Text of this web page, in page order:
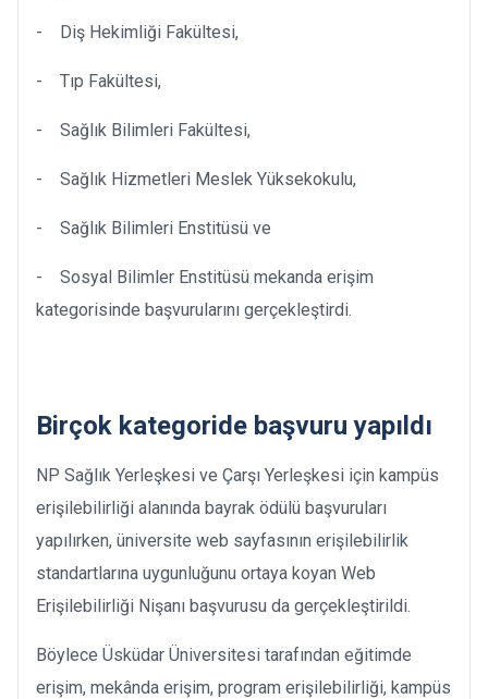
- Diş Hekimliği Fakültesi,
- Tıp Fakültesi,
- Sağlık Bilimleri Fakültesi,
- Sağlık Hizmetleri Meslek Yüksekokulu,
- Sağlık Bilimleri Enstitüsü ve
- Sosyal Bilimler Enstitüsü mekanda erişim
kategorisinde başvurularını gerçekleştirdi.
Birçok kategoride başvuru yapıldı
NP Sağlık Yerleşkesi ve Çarşı Yerleşkesi için kampüs
erişilebilirliği alanında bayrak ödülü başvuruları
yapılırken, üniversite web sayfasının erişilebilirlik
standartlarına uygunluğunu ortaya koyan Web
Erişilebilirliği Nişanı başvurusu da gerçekleştirildi.
Böylece Üsküdar Üniversitesi tarafından eğitimde
erişim, mekânda erişim, program erişilebilirliği, kampüs